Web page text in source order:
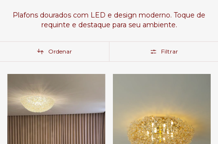
Plafons dourados com LED e design moderno. Toque de
requinte e destaque para seu ambiente.
Ordenar Filtrar